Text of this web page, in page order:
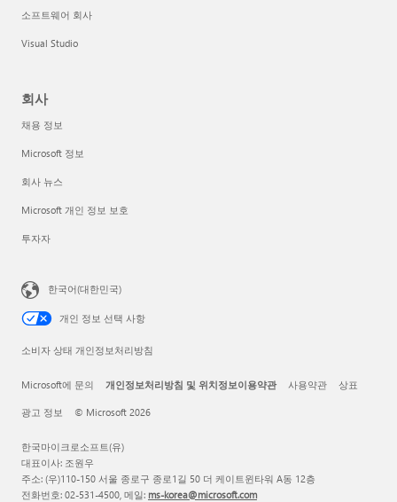
소프트웨어 회사
Visual Studio
회사
채용 정보
Microsoft 정보
회사 뉴스
Microsoft 개인 정보 보호
투자자
한국어(대한민국)
개인 정보 선택 사항
소비자 상태 개인정보처리방침
Microsoft에 문의 개인정보처리방침 및 위치정보이용약관 사용약관 상표
광고 정보 © Microsoft 2026
한국마이크로소프트(유)
대표이사: 조원우
주소: (우)110-150 서울 종로구 종로1길 50 더 케이트윈타워 A동 12층
전화번호: 02-531-4500, 메일: ms-korea@microsoft.com